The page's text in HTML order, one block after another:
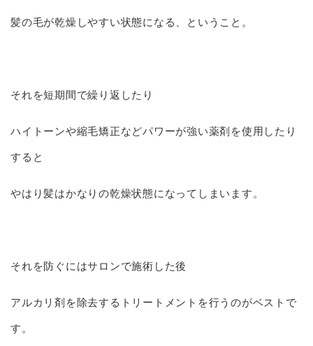
髪の毛が乾燥しやすい状態になる、ということ。
それを短期間で繰り返したり
ハイトーンや縮毛矯正などパワーが強い薬剤を使用したり
すると
やはり髪はかなりの乾燥状態になってしまいます。
それを防ぐにはサロンで施術した後
アルカリ剤を除去するトリートメントを行うのがベストで
す。